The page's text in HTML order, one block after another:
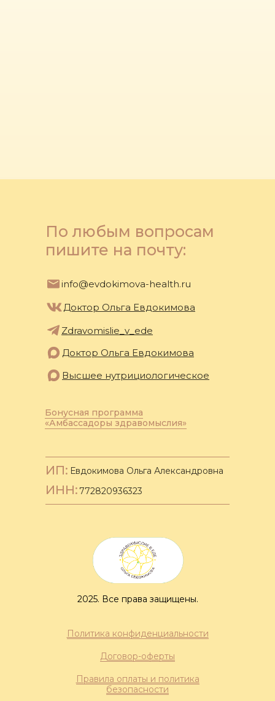
По любым вопросам
пишите на почту:
ИНН:
ИП:
info@evdokimova-health.ru
Zdravomislie_v_ede
2025. Все права защищены.
Евдокимова Ольга Александровна
772820936323
Бонусная программа
«Амбассадоры здравомыслия»
Правила оплаты и политика
безопасности
Договор-оферты
Политика конфиденциальности
Доктор Ольга Евдокимова
Доктор Ольга Евдокимова
Высшее нутрициологическое